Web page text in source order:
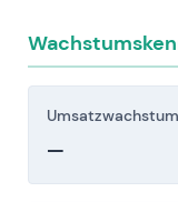
Umsatzwachstum
—